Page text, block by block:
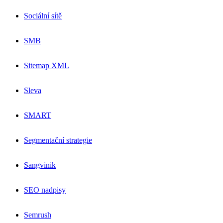
Sociální sítě
SMB
Sitemap XML
Sleva
SMART
Segmentační strategie
Sangvinik
SEO nadpisy
Semrush